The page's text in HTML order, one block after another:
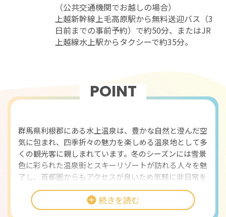
（公共交通機関でお越しの場合）
上越新幹線上毛高原駅から無料送迎バス（3
日前までの事前予約）で約50分、またはJR
上越線水上駅からタクシーで約35分。
POINT
群馬県利根郡にある水上温泉は、豊かな自然と澄んだ空
気に包まれ、四季折々の魅力を楽しめる温泉地として多
くの観光客に親しまれています。冬のシーズンには雪景
色に彩られた温泉街とスキーリゾートが訪れる人々を魅
了し、首都圏からもアクセスが良いため気軽に非日常を
味わえる場所です。そんな絶景と温泉に囲まれた高原リ
ゾートホテルで今回募集するのが、レストランホールス
タッフ のお仕事です。
続きを読む